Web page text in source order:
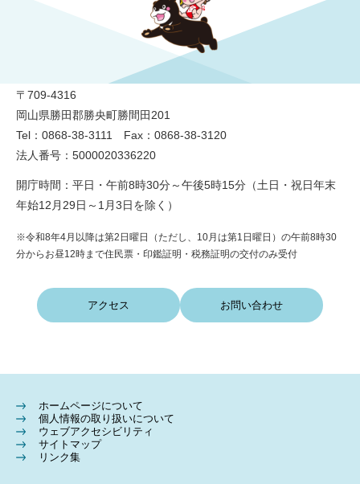
〒709-4316
岡山県勝田郡勝央町勝間田201
Tel：0868-38-3111 Fax：0868-38-3120
法人番号：5000020336220
開庁時間：平日・午前8時30分～午後5時15分（土日・祝日年末
年始12月29日～1月3日を除く）
※令和8年4月以降は第2日曜日（ただし、10月は第1日曜日）の午前8時30
分からお昼12時まで住民票・印鑑証明・税務証明の交付のみ受付
アクセス お問い合わせ
ホームページについて
個人情報の取り扱いについて
ウェブアクセシビリティ
サイトマップ
リンク集